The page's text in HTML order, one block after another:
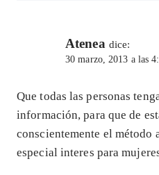
Atenea dice:
30 marzo, 2013 a las
Que todas las personas
información, para que de
conscientemente el método
especial interes para